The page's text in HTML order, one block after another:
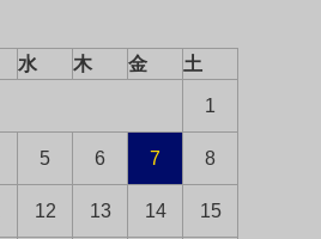
水 木 金 土
1
5 6 7 8
12 13 14 15